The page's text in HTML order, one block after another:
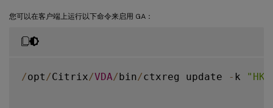
您可以在客户端上运行以下命令来启用 GA：
/opt /Citrix/VDA/bin/ctxreg update - k